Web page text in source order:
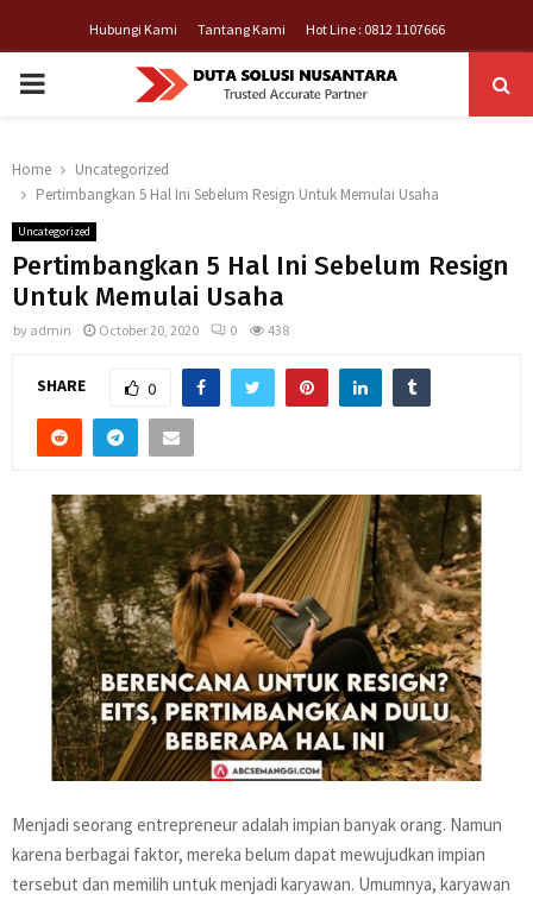
Hubungi Kami Tantang Kami Hot Line : 0812 1107666
PRIMARY
Home
Uncategorized
Pertimbangkan 5 Hal Ini Sebelum Resign Untuk Memulai Usaha
Uncategorized
Pertimbangkan 5 Hal Ini Sebelum Resign
Untuk Memulai Usaha
by admin October 20, 2020 0 438
SHARE 0
Menjadi seorang entrepreneur adalah impian banyak orang. Namun
karena berbagai faktor, mereka belum dapat mewujudkan impian
tersebut dan memilih untuk menjadi karyawan. Umumnya, karyawan